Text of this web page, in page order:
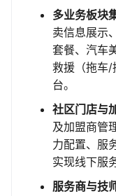
多业务板块
卖信息展示
套餐、汽车
救援（拖车/
台。
社区门店与
及加盟商管
力配置、服
实现线下服
服务商与技